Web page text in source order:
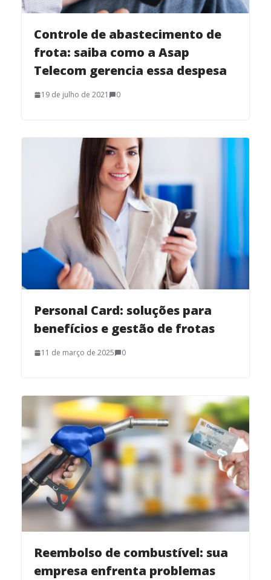
Controle de abastecimento de
frota: saiba como a Asap
Telecom gerencia essa despesa
19 de julho de 2021 0
Personal Card: soluções para
benefícios e gestão de frotas
11 de março de 2025 0
Reembolso de combustível: sua
empresa enfrenta problemas